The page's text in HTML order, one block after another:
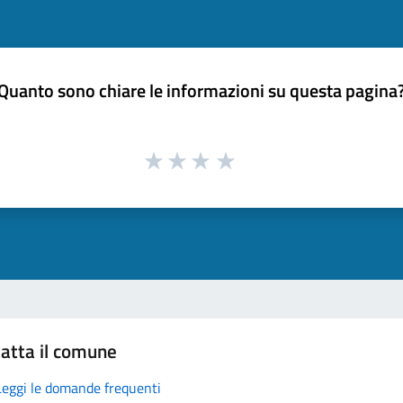
sono chiare le informazioni su questa
il comune
le domande frequenti